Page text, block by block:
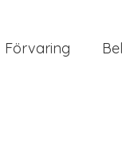
Förvaring